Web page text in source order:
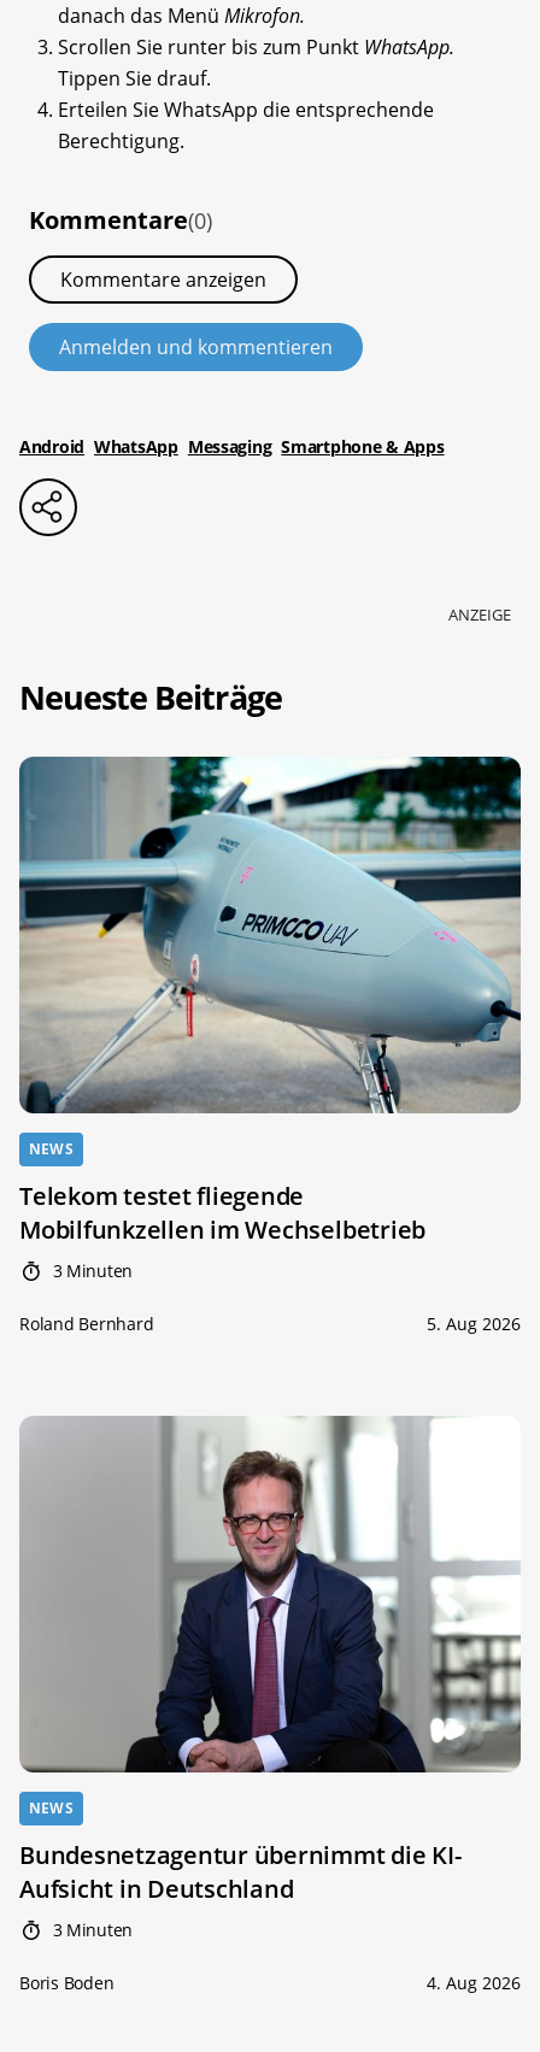
danach das Menü Mikrofon.
Scrollen Sie runter bis zum Punkt WhatsApp.
Tippen Sie drauf.
Erteilen Sie WhatsApp die entsprechende
Berechtigung.
Kommentare(0)
Kommentare anzeigen
Anmelden und kommentieren
Android WhatsApp Messaging Smartphone & Apps
ANZEIGE
Neueste Beiträge
NEWS
Telekom testet fliegende
Mobilfunkzellen im Wechselbetrieb
3 Minuten
Roland Bernhard 5. Aug 2026
NEWS
Bundesnetzagentur übernimmt die KI-
Aufsicht in Deutschland
3 Minuten
Boris Boden 4. Aug 2026